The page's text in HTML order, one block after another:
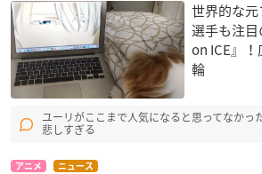
世界的な
選手も注
on ICE』
輪
ユーリがここまで人気になると思ってなかっ
悲しすぎる
アニメ ニュース